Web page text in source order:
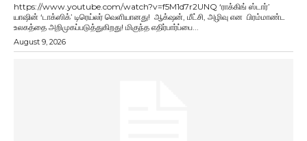
https://www.youtube.com/watch?v=f5M1d7r2UNQ ‘ராக்கிங் ஸ்டார்’
யாஷின் ‘டாக்ஸிக்’ டிரெய்லர் வெளியானது! ஆக்‌ஷன், மீட்சி, அழிவு என பிரம்மாண்ட
உலகத்தை அறிமுகப்படுத்துகிறது! மிகுந்த எதிர்பார்ப்பை...
August 9, 2026